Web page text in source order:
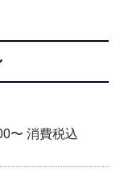
〜 消費税込